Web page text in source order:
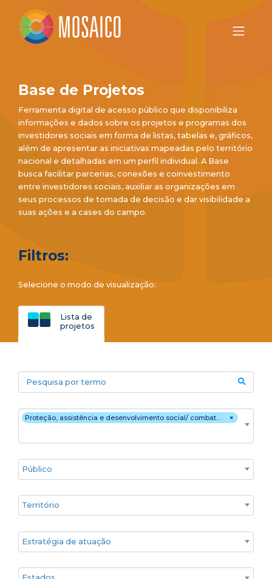
Base de Projetos
Ferramenta digital de acesso público que disponibiliza
informações e dados sobre os projetos e programas dos
investidores sociais em forma de listas, tabelas e, gráficos,
além de apresentar as iniciativas mapeadas pelo território
nacional e detalhadas em um perfil individual. A Base
busca facilitar parcerias, conexões e coinvestimento
entre investidores sociais, auxiliar as organizações em
seus processos de tomada de decisão e dar visibilidade a
suas ações e a cases do campo.
Filtros:
Selecione o modo de visualização:
Lista de
projetos
Pesquisa por termo
Áreas temáticas ×
Proteção, assistência e desenvolvimento social/ combate à pobreza e fome
Público
Territórios
Estratégia de atuação
Estado